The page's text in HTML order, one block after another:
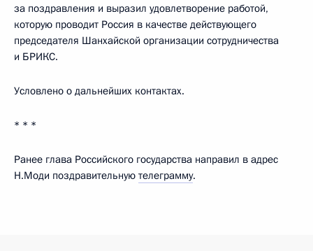
за поздравления и выразил удовлетворение работой,
которую проводит Россия в качестве действующего
председателя Шанхайской организации сотрудничества
и БРИКС.
Условлено о дальнейших контактах.
* * *
Ранее глава Российского государства направил в адрес
Н.Моди поздравительную телеграмму.